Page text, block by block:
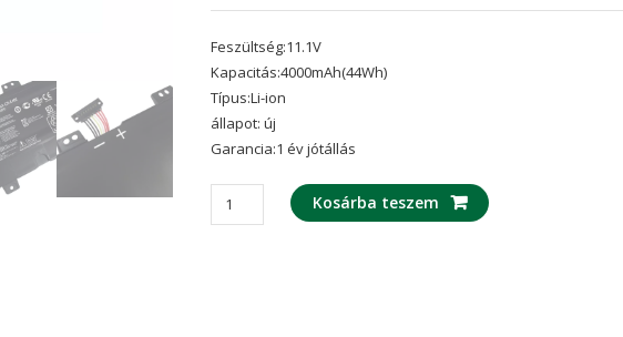
Értékelés
ből,
1
értékelés
alapján
Feszültség:11.1V
Kapacitás:4000mAh(44Wh)
Típus:Li-ion
állapot: új
Garancia:1 év jótállás
laptop
akku/akkumulátor
Kosárba teszem